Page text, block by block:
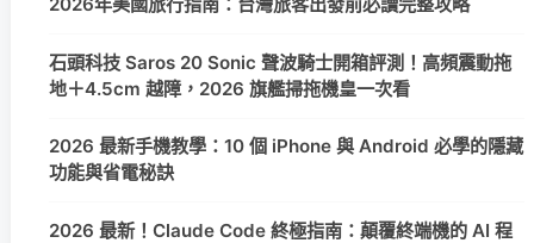
石頭科技 Saros 20 Sonic 聲波騎士開箱評測！高頻震動拖
地＋4.5cm 越障，2026 旗艦掃拖機皇一次看
2026 最新手機教學：10 個 iPhone 與 Android 必學的隱藏
功能與省電秘訣
2026 最新！Claude Code 終極指南：顛覆終端機的 AI 程